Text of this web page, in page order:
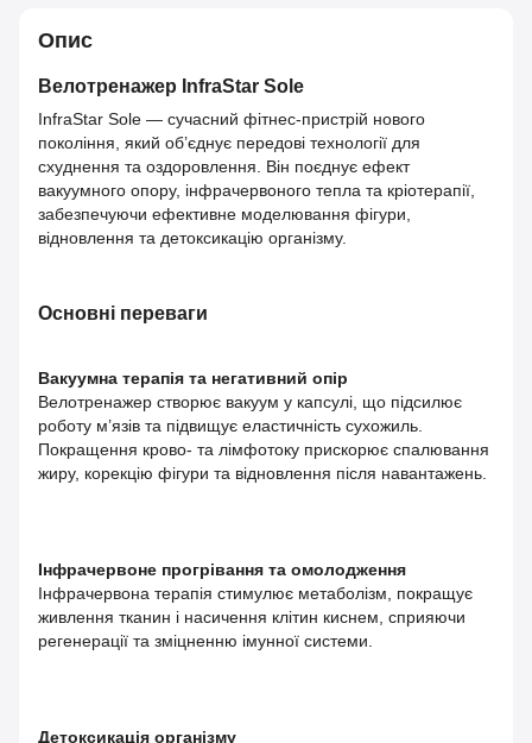
Опис
Велотренажер InfraStar Sole
InfraStar Sole — сучасний фітнес-пристрій нового
покоління, який об’єднує передові технології для
схуднення та оздоровлення. Він поєднує ефект
вакуумного опору, інфрачервоного тепла та кріотерапії,
забезпечуючи ефективне моделювання фігури,
відновлення та детоксикацію організму.
Основні переваги
Вакуумна терапія та негативний опір
Велотренажер створює вакуум у капсулі, що підсилює
роботу м’язів та підвищує еластичність сухожиль.
Покращення крово- та лімфотоку прискорює спалювання
жиру, корекцію фігури та відновлення після навантажень.
Інфрачервоне прогрівання та омолодження
Інфрачервона терапія стимулює метаболізм, покращує
живлення тканин і насичення клітин киснем, сприяючи
регенерації та зміцненню імунної системи.
Детоксикація організму